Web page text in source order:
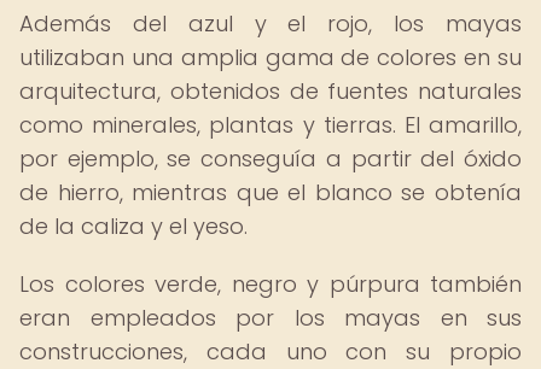
Además del azul y el rojo, los mayas
utilizaban una amplia gama de colores en su
arquitectura, obtenidos de fuentes naturales
como minerales, plantas y tierras. El amarillo,
por ejemplo, se conseguía a partir del óxido
de hierro, mientras que el blanco se obtenía
de la caliza y el yeso.
Los colores verde, negro y púrpura también
eran empleados por los mayas en sus
construcciones, cada uno con su propio